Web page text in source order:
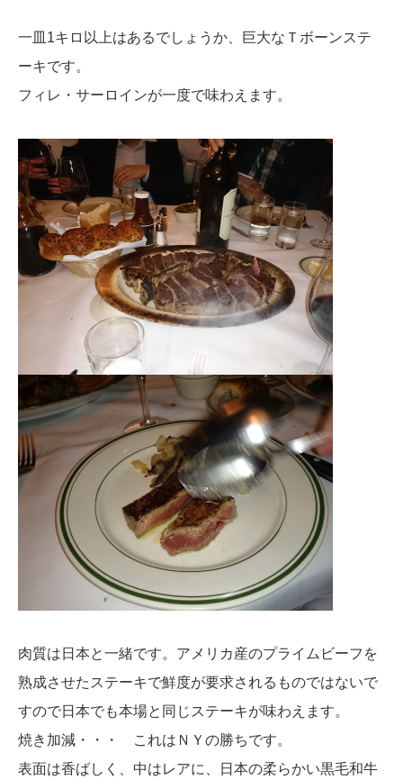
一皿1キロ以上はあるでしょうか、巨大なＴボーンステ
ーキです。
フィレ・サーロインが一度で味わえます。
肉質は日本と一緒です。アメリカ産のプライムビーフを
熟成させたステーキで鮮度が要求されるものではないで
すので日本でも本場と同じステーキが味わえます。
焼き加減・・・ これはＮＹの勝ちです。
表面は香ばしく、中はレアに、日本の柔らかい黒毛和牛